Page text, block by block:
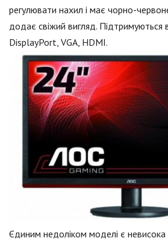
регулювати нахил і має чорно-
додає свіжий вигляд. Підтримуються
DisplayPort, VGA, HDMI.
Єдиним недоліком моделі є невисока